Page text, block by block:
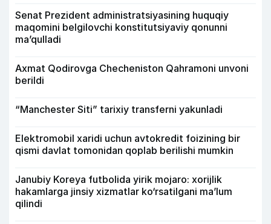
Senat Prezident administratsiyasining huquqiy
maqomini belgilovchi konstitutsiyaviy qonunni
ma’qulladi
Axmat Qodirovga Checheniston Qahramoni unvoni
berildi
“Manchester Siti” tarixiy transferni yakunladi
Elektromobil xaridi uchun avtokredit foizining bir
qismi davlat tomonidan qoplab berilishi mumkin
Janubiy Koreya futbolida yirik mojaro: xorijlik
hakamlarga jinsiy xizmatlar ko‘rsatilgani ma’lum
qilindi